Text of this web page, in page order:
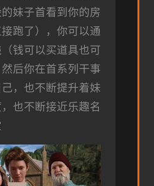
妹子首看到你的房
跑了），你可以通
钱可以买道具也可
后你在首系列干事
，也不断提升着妹
也不断接近乐趣名